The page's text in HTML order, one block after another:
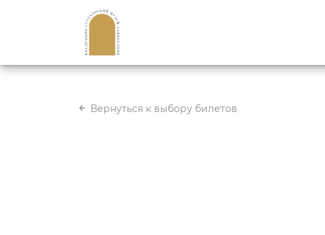
Вернуться к выбору билетов